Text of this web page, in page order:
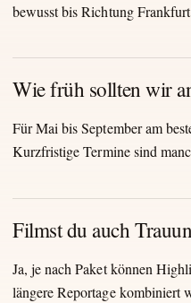
bewusst bis Richtung
Wie früh sollten wir
Für Mai bis September am
Kurzfristige Termine sind
Filmst du auch
Ja, je nach Paket können
längere Reportage kombiniert